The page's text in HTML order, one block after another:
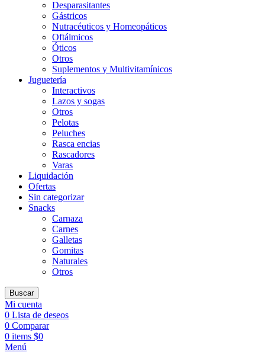
Desparasitantes
Gástricos
Nutracéuticos y Homeopáticos
Oftálmicos
Óticos
Otros
Suplementos y Multivitamínicos
Juguetería
Interactivos
Lazos y sogas
Otros
Pelotas
Peluches
Rasca encias
Rascadores
Varas
Liquidación
Ofertas
Sin categorizar
Snacks
Carnaza
Carnes
Galletas
Gomitas
Naturales
Otros
Buscar
Mi cuenta
0 Lista de deseos
0 Comparar
0 items $0
Menú